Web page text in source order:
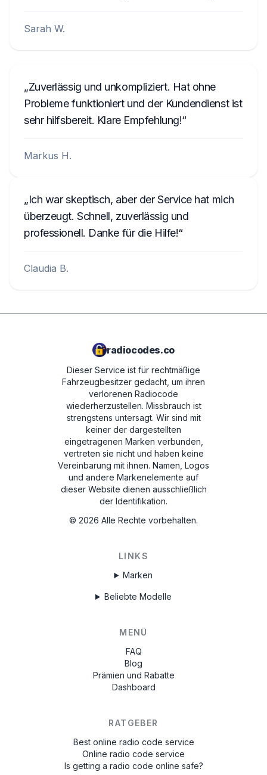
Sarah W.
Zuverlässig und unkompliziert. Hat ohne
Probleme funktioniert und der Kundendienst ist
sehr hilfsbereit. Klare Empfehlung!
Markus H.
Ich war skeptisch, aber der Service hat mich
überzeugt. Schnell, zuverlässig und
professionell. Danke für die Hilfe!
Claudia B.
radiocodes.co
Dieser Service ist für rechtmäßige
Fahrzeugbesitzer gedacht, um ihren
verlorenen Radiocode
wiederherzustellen. Missbrauch ist
strengstens untersagt. Wir sind mit
keiner der dargestellten
eingetragenen Marken verbunden,
vertreten sie nicht und haben keine
Vereinbarung mit ihnen. Namen, Logos
und andere Markenelemente auf
dieser Website dienen ausschließlich
der Identifikation.
© 2026 Alle Rechte vorbehalten.
LINKS
Marken
Beliebte Modelle
MENÜ
FAQ
Blog
Prämien und Rabatte
Dashboard
RATGEBER
Best online radio code service
Online radio code service
Is getting a radio code online safe?